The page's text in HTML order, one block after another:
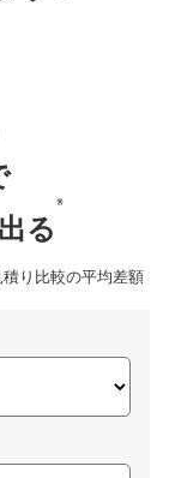
る
※
り比較の平均差額